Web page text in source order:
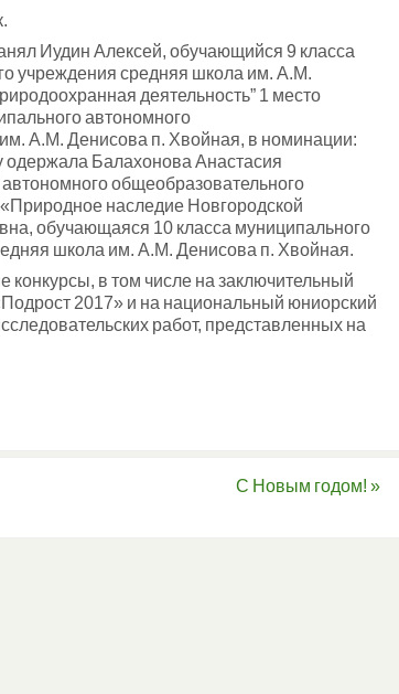
Иудин Алексей, обучающийся 9 класса
учреждения средняя школа им. А.М.
деятельность” 1 место
автономного
А.М. Денисова п. Хвойная, в номинации:
одержала Балахонова Анастасия
общеобразовательного
наследие Новгородской
обучающаяся 10 класса муниципального
школа им. А.М. Денисова п. Хвойная.
в том числе на заключительный
2017» и на национальный юниорский
работ, представленных на
С Новым годом! »